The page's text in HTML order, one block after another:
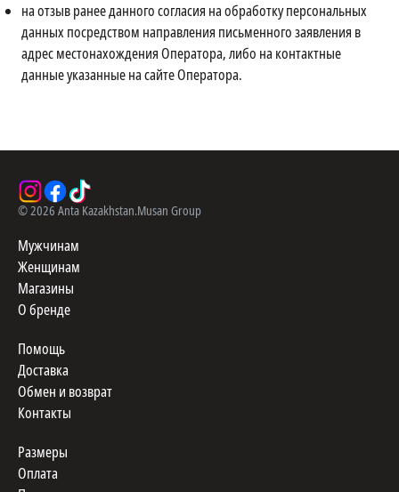
на отзыв ранее данного согласия на обработку персональных
данных посредством направления письменного заявления в
адрес местонахождения Оператора, либо на контактные
данные указанные на сайте Оператора.
©2026 Anta Kazakhstan.Musan Group
Мужчинам
Женщинам
Магазины
О бренде
Помощь
Доставка
Обмен и возврат
Контакты
Размеры
Оплата